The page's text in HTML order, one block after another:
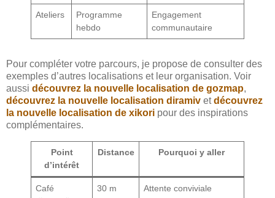
Ateliers
Programme
hebdo
Engagement
communautaire
Pour compléter votre parcours, je propose de consulter des
exemples d’autres localisations et leur organisation. Voir
aussi découvrez la nouvelle localisation de gozmap,
découvrez la nouvelle localisation diramiv etdécouvrez
la nouvelle localisation de xikori pour des inspirations
complémentaires.
Point
d’intérêt
Distance Pourquoi y aller
Café
30 m Attente conviviale